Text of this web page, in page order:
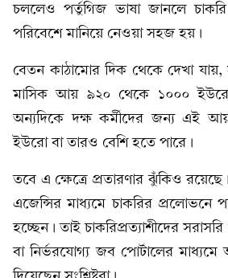
চললেও পর্তুগিজ ভাষা জানলে
পরিবেশে মানিয়ে নেওয়া সহজ হয়।
বেতন কাঠামোর দিক থেকে দেখা যায়,
মাসিক আয় ৯২০ থেকে ১০০০
অন্যদিকে দক্ষ কর্মীদের জন্য এই
ইউরো বা তারও বেশি হতে পারে।
তবে এ ক্ষেত্রে প্রতারণার ঝুঁকিও
এজেন্সির মাধ্যমে চাকরির প্রলোভনে
হচ্ছেন। তাই চাকরিপ্রত্যাশীদের
বা নির্ভরযোগ্য জব পোর্টালের